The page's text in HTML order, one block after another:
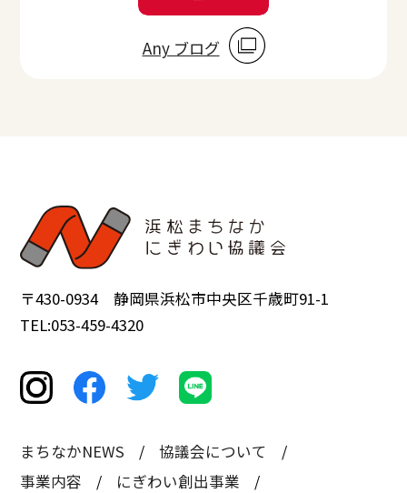
Any ブログ
〒430-0934 静岡県浜松市中央区千歳町91-1
TEL:053-459-4320
まちなかNEWS
協議会について
事業内容
にぎわい創出事業